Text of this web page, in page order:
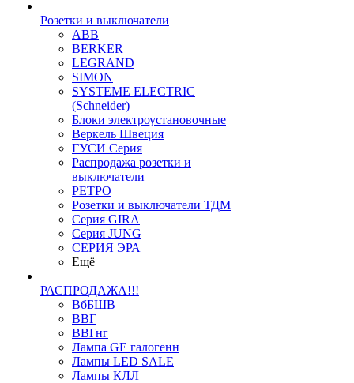
Розетки и выключатели
ABB
BERKER
LEGRAND
SIMON
SYSTEME ELECTRIC
(Schneider)
Блоки электроустановочные
Веркель Швеция
ГУСИ Серия
Распродажа розетки и
выключатели
РЕТРО
Розетки и выключатели ТДМ
Серия GIRA
Серия JUNG
СЕРИЯ ЭРА
Ещё
РАСПРОДАЖА!!!
ВбБШВ
ВВГ
ВВГнг
Лампа GE галогенн
Лампы LED SALE
Лампы КЛЛ